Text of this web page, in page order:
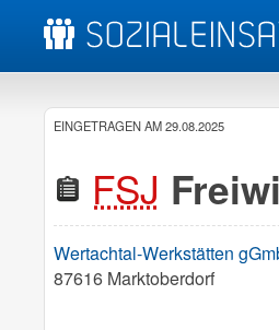
EINGETRAGEN AM 29.08.2025
FSJ
Wertachtal-Werkstätten
87616 Marktoberdorf